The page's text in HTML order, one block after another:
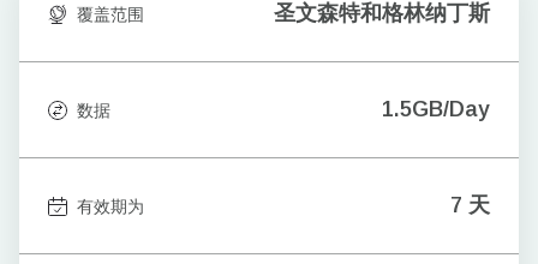
覆盖范围 圣文森特和格林纳丁斯
数据 1.5GB/Day
有效期为 7 天